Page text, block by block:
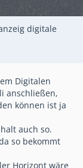
digitale
Digitalen
anschließen,
können ist ja
auch so.
so bekommt
Horizont wäre